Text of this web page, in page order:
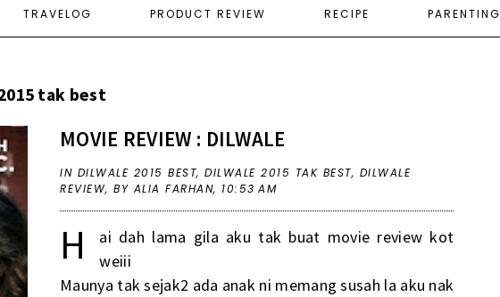
TRAVELOG PRODUCT REVIEW RECIPE PARENTING
tak best
MOVIE REVIEW : DILWALE
IN DILWALE 2015 BEST,DILWALE 2015 TAK BEST, DILWALE
REVIEW,BY ALIA FARHAN, 10:53 AM
H
ai dah lama gila aku tak buat movie review kot
weiii
Maunya tak sejak2 ada anak ni memang susah la aku nak